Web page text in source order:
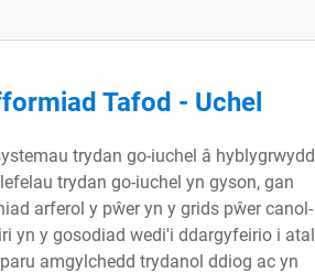
Tafod - Uchel
trydan go-iuchel â hyblygrwydd
trydan go-iuchel yn gyson, gan
arferol y pŵer yn y grids pŵer canol-
yn y gosodiad wedi'i ddargyfeirio i atal
amgylchedd trydanol ddiog ac yn